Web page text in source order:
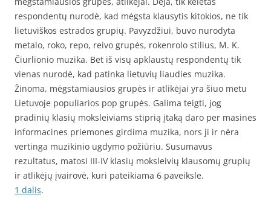
respondentų nurodė, kad mėgsta klausytis kitokios, ne tik
lietuviškos estrados grupių. Pavyzdžiui, buvo nurodyta
metalo, roko, repo, reivo grupės, rokenrolo stilius, M. K.
Čiurlionio muzika. Bet iš visų apklaustų respondentų tik
vienas nurodė, kad patinka lietuvių liaudies muzika.
Žinoma, mėgstamiausios grupės ir atlikėjai yra šiuo metu
Lietuvoje populiarios pop grupės. Galima teigti, jog
pradinių klasių moksleiviams stiprią įtaką daro per masines
informacines priemones girdima muzika, nors ji ir nėra
vertinga muzikinio ugdymo požiūriu. Susumavus
rezultatus, matosi III-IV klasių moksleivių klausomų grupių
ir atlikėjų įvairovė, kuri pateikiama 6 paveiksle.
1 dalis.